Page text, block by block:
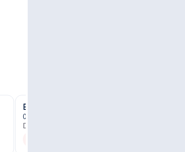
Bulevardul General Paul Teodorescu 4
061344 Bucureşti
Distanță: 2,21 km